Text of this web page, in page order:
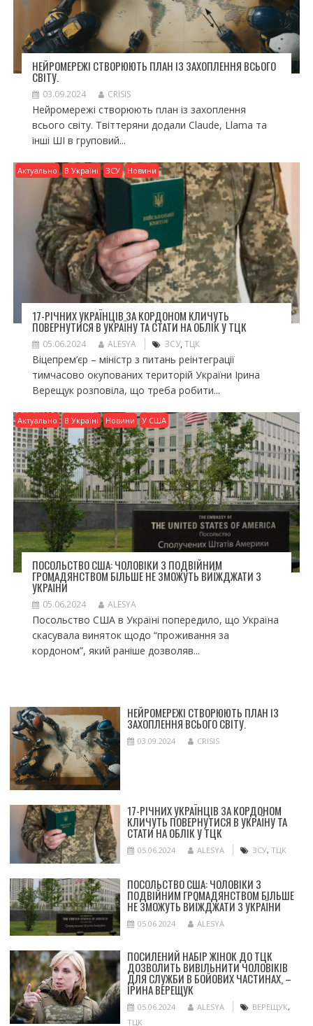
НЕЙРОМЕРЕЖІ СТВОРЮЮТЬ ПЛАН ІЗ ЗАХОПЛЕННЯ ВСЬОГО
СВІТУ.
03.09.2024 CRISIS
Нейромережі створюють план із захоплення
всього світу. Твіттеряни додали Claude, Llama та
інші ШІ в груповий...
Актуально В Україні ЗСУ Новини
17-РІЧНИХ УКРАЇНЦІВ ЗА КОРДОНОМ КЛИЧУТЬ
ПОВЕРНУТИСЯ В УКРАЇНУ ТА СТАТИ НА ОБЛІК У ТЦК
05.06.2024 ALESYA ЗСУ, ТЦК
Віцепрем’єр – міністр з питань реінтеграції
тимчасово окупованих територій України Ірина
Верещук розповіла, що треба робити...
Актуально В Україні Новини У США
ПОСОЛЬСТВО США: ЧОЛОВІКИ З ПОДВІЙНИМ
ГРОМАДЯНСТВОМ БІЛЬШЕ НЕ ЗМОЖУТЬ ВИЇЖДЖАТИ З
УКРАЇНИ
05.06.2024 ALESYA
Посольство США в Україні попередило, що Україна
скасувала виняток щодо “проживання за
кордоном”, який раніше дозволяв...
НЕЙРОМЕРЕЖІ СТВОРЮЮТЬ ПЛАН ІЗ
ЗАХОПЛЕННЯ ВСЬОГО СВІТУ.
03.09.2024 CRISIS
17-РІЧНИХ УКРАЇНЦІВ ЗА КОРДОНОМ
КЛИЧУТЬ ПОВЕРНУТИСЯ В УКРАЇНУ ТА
СТАТИ НА ОБЛІК У ТЦК
05.06.2024 ALESYA ЗСУ, ТЦК
ПОСОЛЬСТВО США: ЧОЛОВІКИ З
ПОДВІЙНИМ ГРОМАДЯНСТВОМ БІЛЬШЕ
НЕ ЗМОЖУТЬ ВИЇЖДЖАТИ З УКРАЇНИ
05.06.2024 ALESYA
ПОСИЛЕНИЙ НАБІР ЖІНОК ДО ТЦК
ДОЗВОЛИТЬ ВИВІЛЬНИТИ ЧОЛОВІКІВ
ДЛЯ СЛУЖБИ В БОЙОВИХ ЧАСТИНАХ, –
ІРИНА ВЕРЕЩУК
05.06.2024 ALESYA ВЕРЕЩУК,
ТЦК